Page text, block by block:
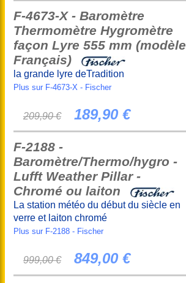
F-4673-X - Baromètre
Thermomètre Hygromètre
façon Lyre 555 mm (modèle
Français)
la grande lyre deTradition
Plus sur F-4673-X - Fischer
209,90 € 189,90 €
F-2188 -
Baromètre/Thermo/hygro -
Lufft Weather Pillar -
Chromé ou laiton
La station météo du début du siècle en
verre et laiton chromé
Plus sur F-2188 - Fischer
999,00 € 849,00 €